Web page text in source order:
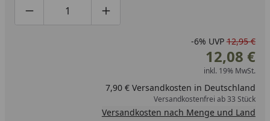
Produktmenge um eins verringern
Produktmenge manuell eingeben
Produktmenge um eins erhöhen
-6% UVP 12,95 €
12,08 €
inkl. 19% MwSt.
7,90 € Versandkosten in Deutschland
Versandkostenfrei ab 33 Stück
Versandkosten nach Menge und Land